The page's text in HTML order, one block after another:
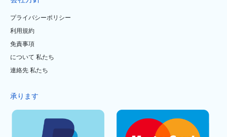
プライバシーポリシー
利用規約
免責事項
について 私たち
連絡先 私たち
承ります